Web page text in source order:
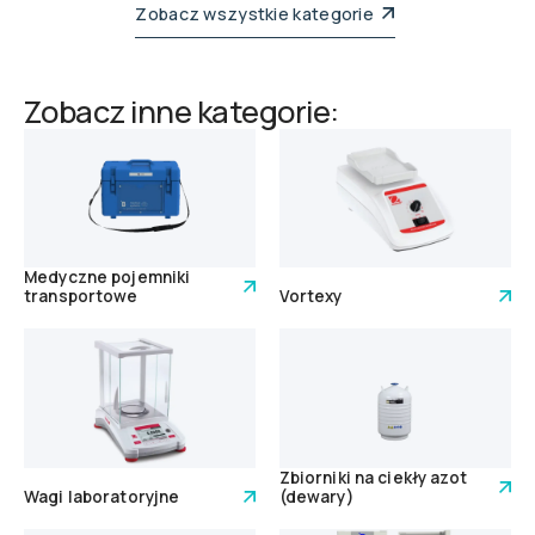
Zobacz wszystkie kategorie
Zobacz inne kategorie:
Medyczne pojemniki
transportowe
Vortexy
Wagi laboratoryjne
Zbiorniki na ciekły azot
(dewary)